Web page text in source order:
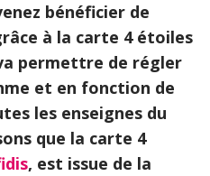
bénéficier de
à la carte 4 étoiles
permettre de régler
et en fonction de
les enseignes du
que la carte 4
, est issue de la